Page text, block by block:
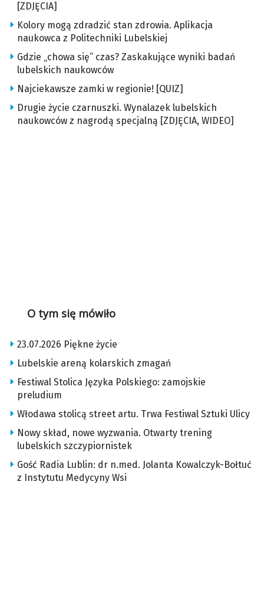
[ZDJĘCIA]
Kolory mogą zdradzić stan zdrowia. Aplikacja
naukowca z Politechniki Lubelskiej
Gdzie „chowa się” czas? Zaskakujące wyniki badań
lubelskich naukowców
Najciekawsze zamki w regionie! [QUIZ]
Drugie życie czarnuszki. Wynalazek lubelskich
naukowców z nagrodą specjalną [ZDJĘCIA, WIDEO]
O tym się mówiło
23.07.2026 Piękne życie
Lubelskie areną kolarskich zmagań
Festiwal Stolica Języka Polskiego: zamojskie
preludium
Włodawa stolicą street artu. Trwa Festiwal Sztuki Ulicy
Nowy skład, nowe wyzwania. Otwarty trening
lubelskich szczypiornistek
Gość Radia Lublin: dr n.med. Jolanta Kowalczyk-Bołtuć
z Instytutu Medycyny Wsi